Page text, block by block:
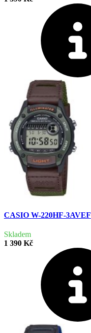
CASIO W-220HF-3AVEF
Skladem
1 390 Kč